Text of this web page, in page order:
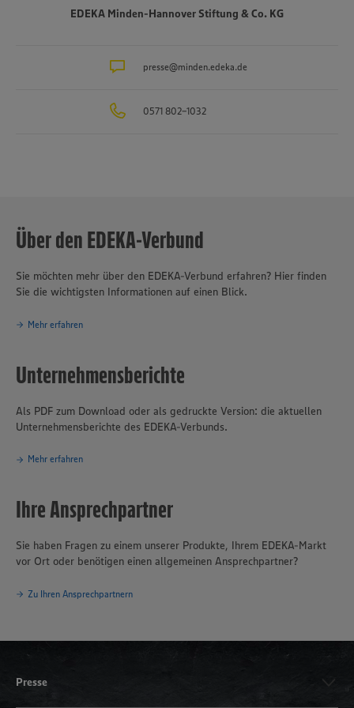
Kaufleuten. Zum Unternehmensverbund gehören mehrere
sowie das Traditionsunternehmen für Fischverarbeitung
in Sachen Nachhaltigkeit und Klimaschutz. Seit über 100 Jahren ist
verantwortungsvolles und nachhaltiges Handeln
EDEKA Minden-Hannover Stiftung & Co. KG
presse@minden.edeka.de
0571 802-1032
Über den EDEKA-Verbund
Sie möchten mehr über den EDEKA-Verbund erfahren? Hier finden
Sie die wichtigsten Informationen auf einen Blick.
Mehr erfahren
Unternehmensberichte
Als PDF zum Download oder als gedruckte Version: die aktuellen
Unternehmensberichte des EDEKA-Verbunds.
Mehr erfahren
Ihre Ansprechpartner
Sie haben Fragen zu einem unserer Produkte, Ihrem EDEKA-Markt
vor Ort oder benötigen einen allgemeinen Ansprechpartner?
Zu Ihren Ansprechpartnern
Presse